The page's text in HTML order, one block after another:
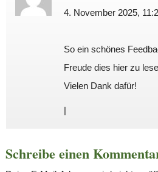
4. November 2025,
So ein schönes
Freude dies hier zu
Vielen Dank dafür!
|
Schreibe einen